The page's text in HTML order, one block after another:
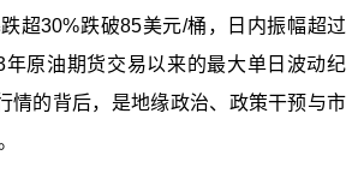
超30%跌破85美元/桶，日内振幅超过
年原油期货交易以来的最大单日波动纪
情的背后，是地缘政治、政策干预与市